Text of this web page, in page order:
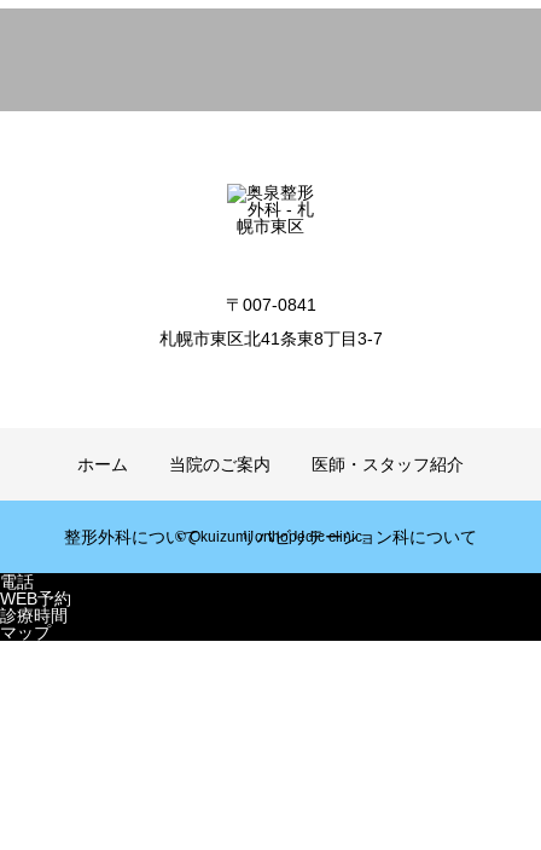
〒007-0841
札幌市東区北41条東8丁目3-7
ホーム 当院のご案内 医師・スタッフ紹介
整形外科について リハビリテーション科について
© Okuizumi orthopedic clinic.
電話
WEB予約
診療時間
マップ